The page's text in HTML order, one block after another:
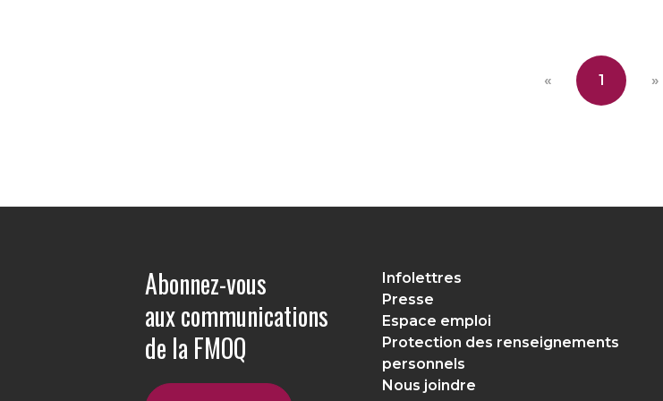
« 1 »
Abonnez-vous
aux communications
de la FMOQ
Infolettres
Presse
Espace emploi
Protection des renseignements
personnels
Nous joindre